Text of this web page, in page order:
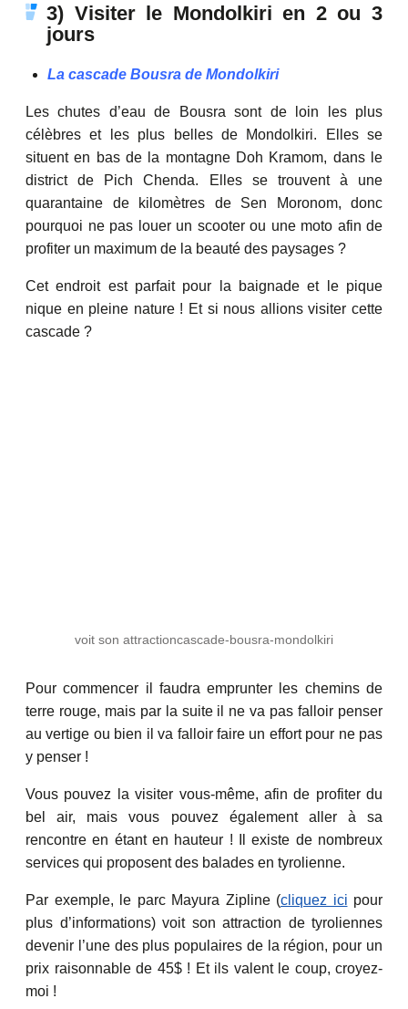
3) Visiter le Mondolkiri en 2 ou 3
jours
La cascade Bousra de Mondolkiri
Les chutes d’eau de Bousra sont de loin les plus
célèbres et les plus belles de Mondolkiri. Elles se
situent en bas de la montagne Doh Kramom, dans le
district de Pich Chenda. Elles se trouvent à une
quarantaine de kilomètres de Sen Moronom, donc
pourquoi ne pas louer un scooter ou une moto afin de
profiter un maximum de la beauté des paysages ?
Cet endroit est parfait pour la baignade et le pique
nique en pleine nature ! Et si nous allions visiter cette
cascade ?
voit son attractioncascade-bousra-mondolkiri
Pour commencer il faudra emprunter les chemins de
terre rouge, mais par la suite il ne va pas falloir penser
au vertige ou bien il va falloir faire un effort pour ne pas
y penser !
Vous pouvez la visiter vous-même, afin de profiter du
bel air, mais vous pouvez également aller à sa
rencontre en étant en hauteur ! Il existe de nombreux
services qui proposent des balades en tyrolienne.
Par exemple, le parc Mayura Zipline (cliquez ici pour
plus d’informations) voit son attraction de tyroliennes
devenir l’une des plus populaires de la région, pour un
prix raisonnable de 45$ ! Et ils valent le coup, croyez-
moi !